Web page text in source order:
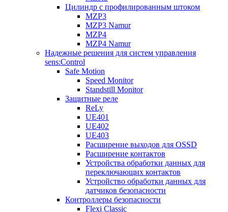
Цилиндр с профилированным штоком
MZP3
MZP3 Namur
MZP4
MZP4 Namur
Надежные решения для систем управления
sens:Control
Safe Motion
Speed Monitor
Standstill Monitor
Защитные реле
ReLy
UE401
UE402
UE403
Расширение выходов для OSSD
Расширение контактов
Устройства обработки данных для
переключающих контактов
Устройство обработки данных для
датчиков безопасности
Контроллеры безопасности
Flexi Classic